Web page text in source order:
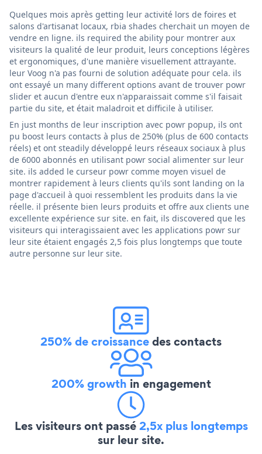
Quelques mois après getting leur activité lors de foires et
salons d'artisanat locaux, rbia shades cherchait un moyen de
vendre en ligne. ils required the ability pour montrer aux
visiteurs la qualité de leur produit, leurs conceptions légères
et ergonomiques, d'une manière visuellement attrayante.
leur Voog n'a pas fourni de solution adéquate pour cela. ils
ont essayé un many different options avant de trouver powr
slider et aucun d'entre eux n'apparaissait comme s'il faisait
partie du site, et était maladroit et difficile à utiliser.
En just months de leur inscription avec powr popup, ils ont
pu boost leurs contacts à plus de 250% (plus de 600 contacts
réels) et ont steadily développé leurs réseaux sociaux à plus
de 6000 abonnés en utilisant powr social alimenter sur leur
site. ils added le curseur powr comme moyen visuel de
montrer rapidement à leurs clients qu'ils sont landing on la
page d'accueil à quoi ressemblent les produits dans la vie
réelle. il présente bien leurs produits et offre aux clients une
excellente expérience sur site. en fait, ils discovered que les
visiteurs qui interagissaient avec les applications powr sur
leur site étaient engagés 2,5 fois plus longtemps que toute
autre personne sur leur site.
250% de croissancedes contacts
200% growth in engagement
Les visiteurs ont passé2,5x plus longtemps
sur leur site.